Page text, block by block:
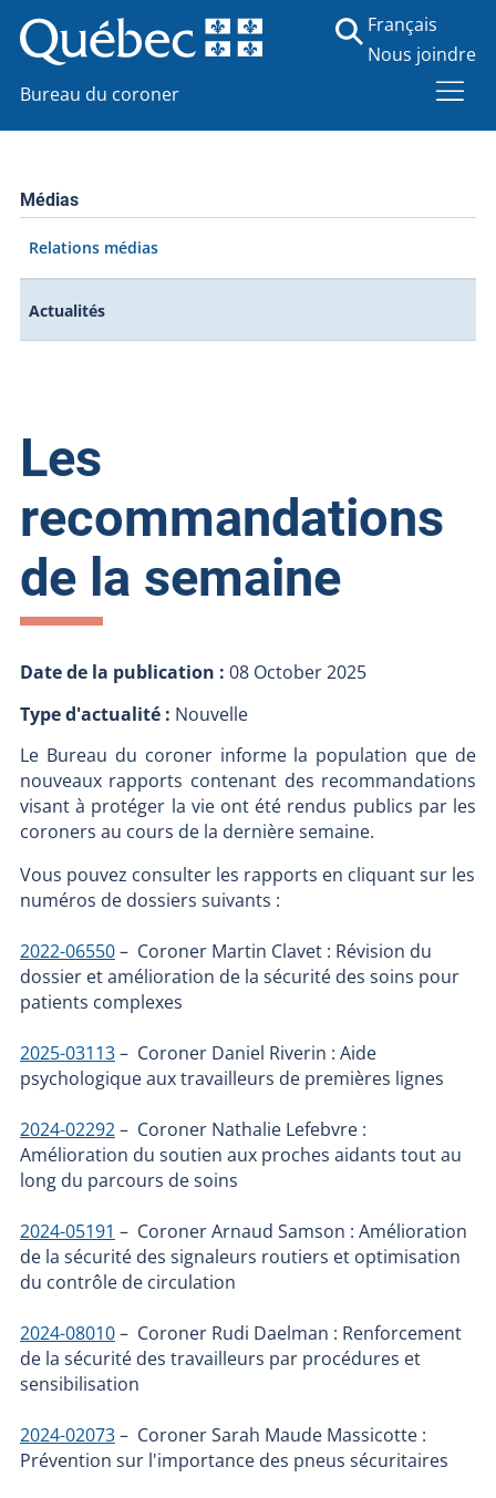
Bureau du coroner
Français
Nous joindre
Médias
Relations médias
Actualités
Les
recommandations
de la semaine
Date de la publication : 08 October 2025
Type d'actualité : Nouvelle
Le Bureau du coroner informe la population que de
nouveaux rapports contenant des recommandations
visant à protéger la vie ont été rendus publics par les
coroners au cours de la dernière semaine.
Vous pouvez consulter les rapports en cliquant sur les
numéros de dossiers suivants :
2022-06550– Coroner Martin Clavet : Révision du
dossier et amélioration de la sécurité des soins pour
patients complexes
2025-03113– Coroner Daniel Riverin : Aide
psychologique aux travailleurs de premières lignes
2024-02292– Coroner Nathalie Lefebvre :
Amélioration du soutien aux proches aidants tout au
long du parcours de soins
2024-05191 – Coroner Arnaud Samson : Amélioration
de la sécurité des signaleurs routiers et optimisation
du contrôle de circulation
2024-08010– Coroner Rudi Daelman : Renforcement
de la sécurité des travailleurs par procédures et
sensibilisation
2024-02073– Coroner Sarah Maude Massicotte :
Prévention sur l'importance des pneus sécuritaires